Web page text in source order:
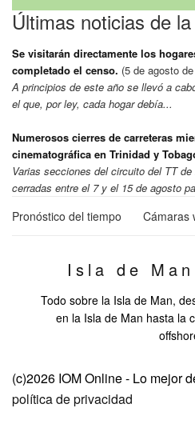
Últimas noticias de
Se visitarán directamente los
completado el censo. (5 de agosto
A principios de este año se llevó a
el que, por ley, cada hogar debía...
Numerosos cierres de carreteras
cinematográfica en Trinidad y
Varias secciones del circuito del TT
cerradas entre el 7 y el 15 de agosto
Pronóstico del tiempo Cámaras
Isla de
Todo sobre la Isla de Man,
en la Isla de Man hasta la
(c)2026 IOM Online - Lo mejor
política de privacidad